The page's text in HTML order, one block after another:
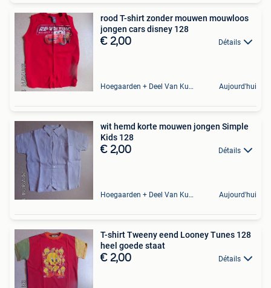
rood T-shirt zonder mouwen mouwloos
jongen cars disney 128
€ 2,00 Détails
Hoegaarden + Deel Van Kumtich + Deel Van Tienen Aujourd'hui
wit hemd korte mouwen jongen Simple
Kids 128
€ 2,00 Détails
Hoegaarden + Deel Van Kumtich + Deel Van Tienen Aujourd'hui
T-shirt Tweeny eend Looney Tunes 128
heel goede staat
€ 2,00 Détails